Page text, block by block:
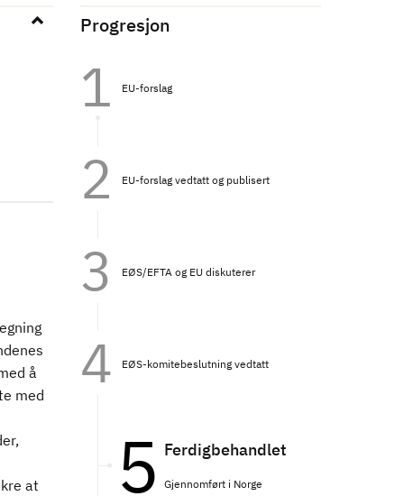
å
med
at
Progresjon
EU-forslag
EU-forslag vedtatt og publisert
EØS/EFTA og EU diskuterer
EØS-komitebeslutning vedtatt
Ferdigbehandlet
Gjennomført i Norge